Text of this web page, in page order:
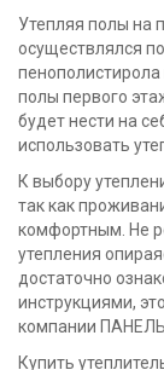
Утепляя полы на
осуществлялся
полы первого
будет нести на
использовать
К выбору
так как
комфортным. Не
утепления
достаточно
инструкциями,
компании
Купить